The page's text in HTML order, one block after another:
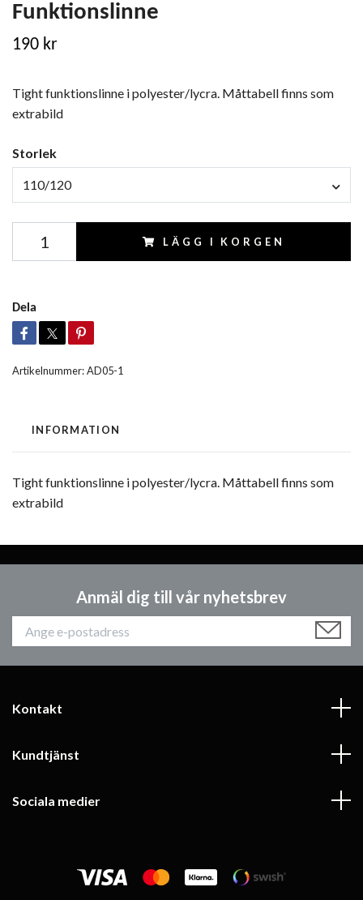
Funktionslinne
190 kr
Tight funktionslinne i polyester/lycra. Måttabell finns som
extrabild
Storlek
110/120
LÄGG I KORGEN
Dela
Artikelnummer:AD05-1
INFORMATION
Tight funktionslinne i polyester/lycra. Måttabell finns som
extrabild
Anmäl dig till vår nyhetsbrev
Kontakt
Kundtjänst
Sociala medier